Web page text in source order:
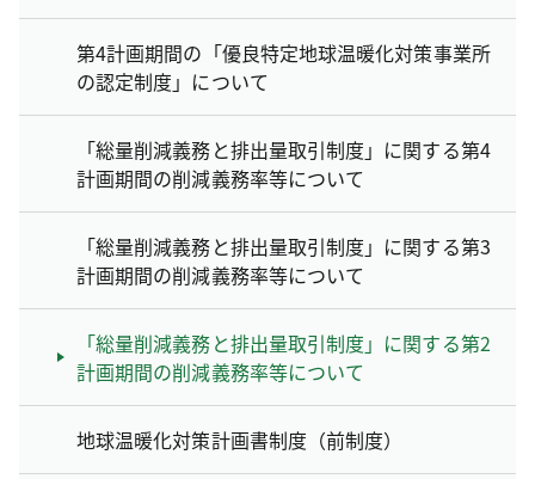
第4計画期間の「優良特定地球温暖化対策事業所
の認定制度」について
「総量削減義務と排出量取引制度」に関する第4
計画期間の削減義務率等について
「総量削減義務と排出量取引制度」に関する第3
計画期間の削減義務率等について
「総量削減義務と排出量取引制度」に関する第2
計画期間の削減義務率等について
地球温暖化対策計画書制度（前制度）